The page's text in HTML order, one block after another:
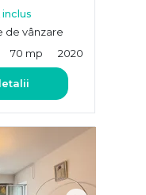
inclus
de vânzare
70 mp 2020